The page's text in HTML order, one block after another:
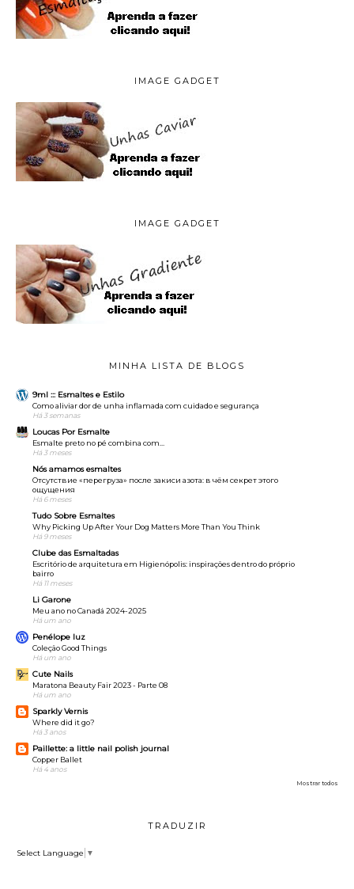
IMAGE GADGET
IMAGE GADGET
MINHA LISTA DE BLOGS
9ml ::: Esmaltes e Estilo
Como aliviar dor de unha inflamada com cuidado e segurança
Há 3 semanas
Loucas Por Esmalte
Esmalte preto no pé combina com…
Há 3 meses
Nós amamos esmaltes
Отсутствие «перегруза» после закиси азота: в чём секрет этого
ощущения
Há 6 meses
Tudo Sobre Esmaltes
Why Picking Up After Your Dog Matters More Than You Think
Há 9 meses
Clube das Esmaltadas
Escritório de arquitetura em Higienópolis: inspirações dentro do próprio
bairro
Há 11 meses
Li Garone
Meu ano no Canadá 2024-2025
Há um ano
Penélope luz
Coleção Good Things
Há um ano
Cute Nails
Maratona Beauty Fair 2023 - Parte 08
Há um ano
Sparkly Vernis
Where did it go?
Há 3 anos
Paillette: a little nail polish journal
Copper Ballet
Há 4 anos
Mostrar todos
TRADUZIR
Select Language ▼